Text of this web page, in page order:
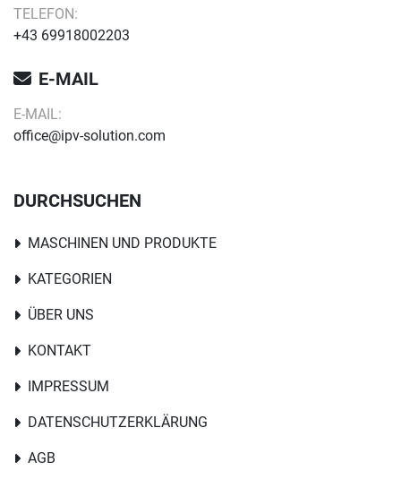
TELEFON:
+43 69918002203
E-MAIL
E-MAIL:
office@ipv-solution.com
DURCHSUCHEN
MASCHINEN UND PRODUKTE
KATEGORIEN
ÜBER UNS
KONTAKT
IMPRESSUM
DATENSCHUTZERKLÄRUNG
AGB